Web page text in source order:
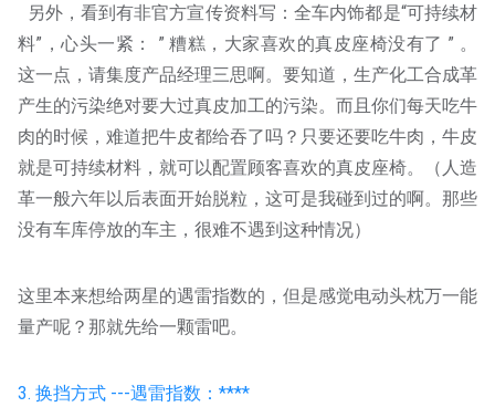
另外，看到有非官方宣传资料写：全车内饰都是“可持续材
料”，心头一紧： ” 糟糕，大家喜欢的真皮座椅没有了 ” 。
这一点，请集度产品经理三思啊。要知道，生产化工合成革
产生的污染绝对要大过真皮加工的污染。而且你们每天吃牛
肉的时候，难道把牛皮都给吞了吗？只要还要吃牛肉，牛皮
就是可持续材料，就可以配置顾客喜欢的真皮座椅。（人造
革一般六年以后表面开始脱粒，这可是我碰到过的啊。那些
没有车库停放的车主，很难不遇到这种情况）
这里本来想给两星的遇雷指数的，但是感觉电动头枕万一能
量产呢？那就先给一颗雷吧。
3. 换挡方式 ---遇雷指数：****